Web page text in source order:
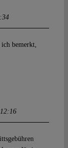
bemerkt,